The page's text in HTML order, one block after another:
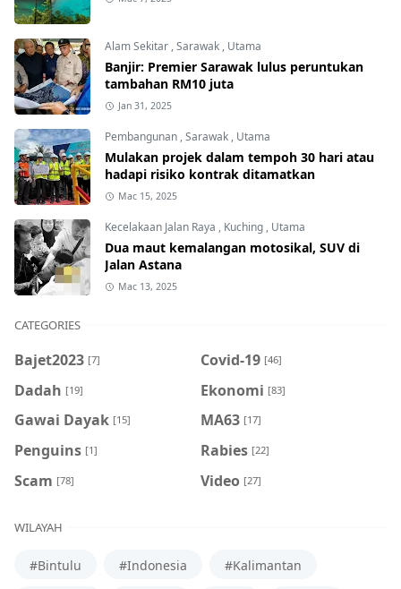
Alam Sekitar ,Sarawak , Utama
Banjir: Premier Sarawak lulus peruntukan
tambahan RM10 juta
Jan 31, 2025
Pembangunan ,Sarawak , Utama
Mulakan projek dalam tempoh 30 hari atau
hadapi risiko kontrak ditamatkan
Mac 15, 2025
Kecelakaan Jalan Raya , Kuching , Utama
Dua maut kemalangan motosikal, SUV di
Jalan Astana
Mac 13, 2025
CATEGORIES
Bajet2023 [7] Covid-19 [46]
Dadah [19] Ekonomi [83]
Gawai Dayak [15] MA63 [17]
Penguins [1] Rabies [22]
Scam [78] Video [27]
WILAYAH
#Bintulu #Indonesia #Kalimantan